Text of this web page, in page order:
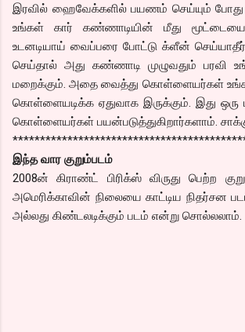
இரவில் ஹைவேக்களில் பயணம் செய்யும் போது
உங்கள் கார் கண்ணாடியின் மீது
உடனடியாய் வைப்பரை போட்டு க்ளீன்
செய்தால் அது கண்ணாடி முழுவதும் பரவி
மறைக்கும். அதை வைத்து கொள்ளையர்கள்
கொள்ளையடிக்க ஏதுவாக இருக்கும். இது ஒரு
கொள்ளையர்கள் பயன்படுத்துகிறார்களாம்.
இந்த வார குறும்படம்
2008ன் கிராண்ட் பிரிக்ஸ் விருது பெற்ற
அமெரிக்காவின் நிலையை காட்டிய நிதர்சன
அல்லது கிண்டலடிக்கும் படம் என்று சொல்லலாம்.